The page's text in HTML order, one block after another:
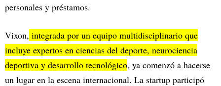
personales y préstamos.
Vixon, integrada por un equipo multidisciplinario que
incluye expertos en ciencias del deporte, neurociencia
deportiva y desarrollo tecnológico, ya comenzó a hacerse
un lugar en la escena internacional. La startup participó